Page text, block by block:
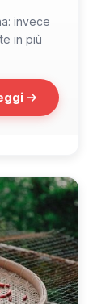
invece
in più